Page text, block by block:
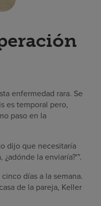
enfermedad rara. Se
es temporal pero,
paso en la
dijo que necesitaría
la enviaría?'”.
días a la semana.
de la pareja, Keller